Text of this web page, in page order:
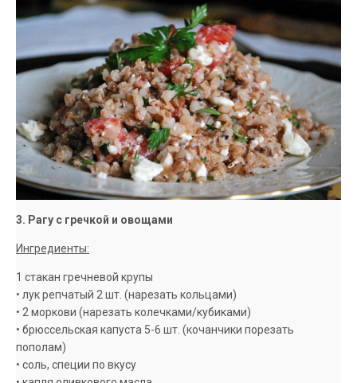
3. Рагу с гречкой и овощами
Ингредиенты:
1 стакан гречневой крупы
• лук репчатый 2 шт. (нарезать кольцами)
• 2 моркови (нарезать колечками/кубиками)
• брюссельская капуста 5-6 шт. (кочанчики порезать
пополам)
• соль, специи по вкусу